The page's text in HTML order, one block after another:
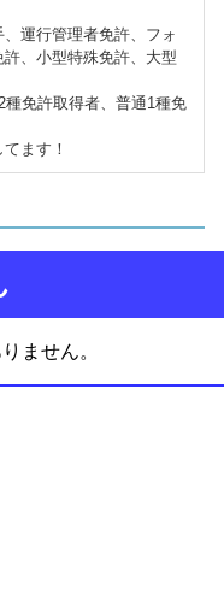
運行管理者免許、フォ
、小型特殊免許、大型
免許取得者、普通1種免
ます！